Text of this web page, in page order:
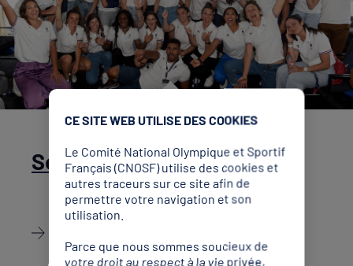
Services aux athlètes
CE SITE WEB UTILISE DES COOKIES
Le Comité National Olympique et Sportif
Français (CNOSF) utilise des cookies et
autres traceurs sur ce site afin de
permettre votre navigation et son
utilisation.
Parce que nous sommes soucieux de
votre droit au respect à la vie privée,